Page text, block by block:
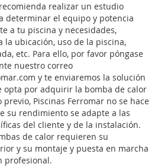
realizar un estudio
determinar el equipo y potencia
a tu piscina y necesidades,
la ubicación, uso de la piscina,
etc. Para ello, por favor póngase
nuestro correo
y te enviaremos la solución
opta por adquirir la bomba de calor
Piscinas Ferromar no se hace
su rendimiento se adapte a las
del cliente y de la instalación.
de calor requieren su
y su montaje y puesta en marcha
profesional.